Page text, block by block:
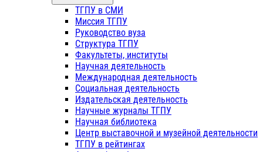
ТГПУ в СМИ
Миссия ТГПУ
Руководство вуза
Структура ТГПУ
Факультеты, институты
Научная деятельность
Международная деятельность
Социальная деятельность
Издательская деятельность
Научные журналы ТГПУ
Научная библиотека
Центр выставочной и музейной деятельности
ТГПУ в рейтингах